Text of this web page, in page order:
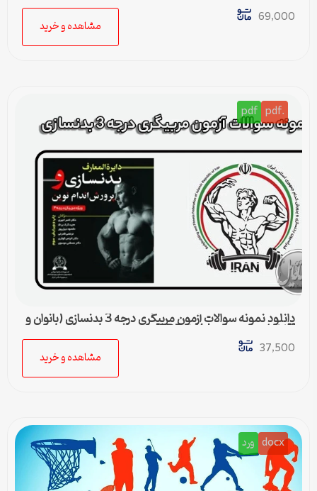
69,000
مشاهده و خرید
.pdf
pdf
دانلود نمونه سوالات آزمون مربیگری درجه 3 بدنسازی (بانوان و
آقایان) + پاسخنامه | فایل PDF
37,500
مشاهده و خرید
docx ورد